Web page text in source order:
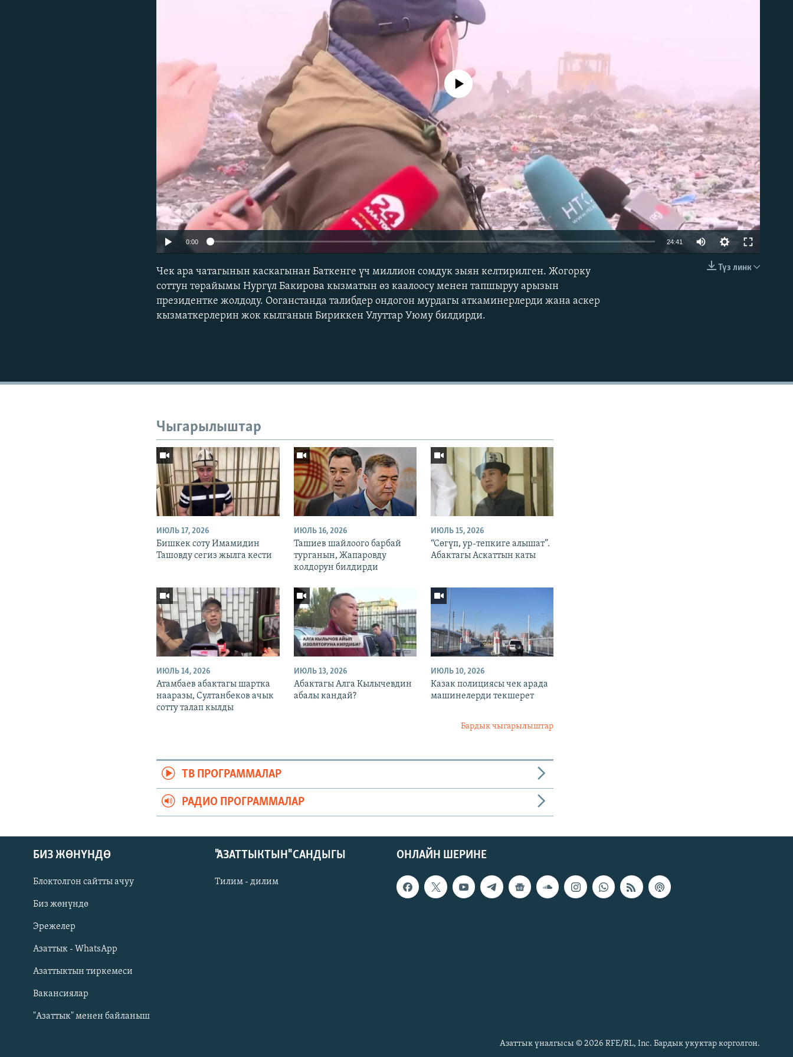
Русский
ОНЛАЙН ШЕРИНЕ
EMBED
No media source currently available
0:00 24:41
240p
Түз линк
Чек ара чатагынын каскагынан Баткенге үч миллион сомдук зыян келтирилген. Жогорку
соттун төрайымы Нургүл Бакирова кызматын өз каалоосу менен тапшыруу арызын
президентке жолдоду. Ооганстанда талибдер ондогон мурдагы аткаминерлерди жана аскер
кызматкерлерин жок кылганын Бириккен Улуттар Уюму билдирди.
Чыгарылыштар
ИЮЛЬ 17, 2026
Бишкек соту Имамидин
Ташовду сегиз жылга кести
ИЮЛЬ 16, 2026
Ташиев шайлоого барбай
турганын, Жапаровду
колдорун билдирди
ИЮЛЬ 15, 2026
“Сөгүп, ур-тепкиге алышат”.
Абактагы Аскаттын каты
ИЮЛЬ 14, 2026
Атамбаев абактагы шартка
нааразы, Султанбеков ачык
сотту талап кылды
ИЮЛЬ 13, 2026
Абактагы Алга Кылычевдин
абалы кандай?
ИЮЛЬ 10, 2026
Казак полициясы чек арада
машинелерди текшерет
Бардык чыгарылыштар
ТВ ПРОГРАММАЛАР
РАДИО ПРОГРАММАЛАР
ОНЛАЙН ШЕРИНЕ
БИЗ ЖӨНҮНДӨ
Блоктолгон сайтты ачуу
Биз жөнүндө
Эрежелер
Азаттык - WhatsApp
Азаттыктын тиркемеси
Вакансиялар
"Азаттык" менен байланыш
"АЗАТТЫКТЫН" САНДЫГЫ
Тилим - дилим
Азаттык үналгысы © 2026 RFE/RL, Inc. Бардык укуктар корголгон.